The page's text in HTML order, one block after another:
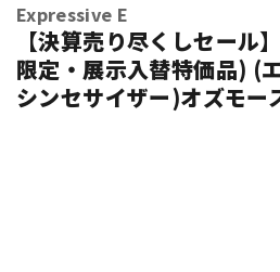
エレキギター
Expressive E
【決算売り尽くしセール
限定・展示入替特価品) (
シンセサイザー)オズモー